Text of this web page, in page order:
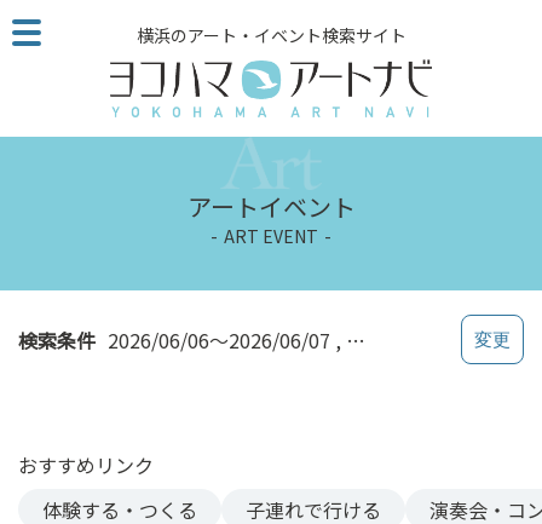
こ
の
ジ
む
横浜のアート・イベント検索サイト
アートイベント
ART EVENT
検索条件 2026/06/06～2026/06/07 和室・茶室
おすすめリンク
体験する・つくる
子連れで行ける 演奏会・コ